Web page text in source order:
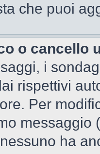
che puoi
o cancello
i
rispettivi
Per
messaggio
ha